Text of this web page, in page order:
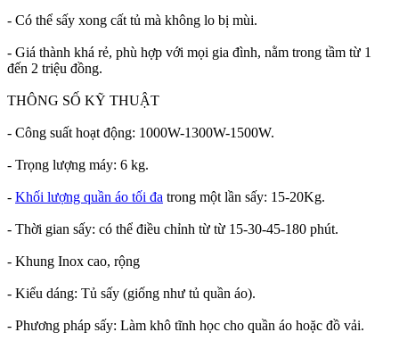
- Có thể sấy xong cất tủ mà không lo bị mùi.
- Giá thành khá rẻ, phù hợp với mọi gia đình, nằm trong tầm từ 1
đến 2 triệu đồng.
THÔNG SỐ KỸ THUẬT
- Công suất hoạt động: 1000W-1300W-1500W.
- Trọng lượng máy: 6 kg.
- Khối lượng quần áo tối đa trong một lần sấy: 15-20Kg.
- Thời gian sấy: có thể điều chỉnh từ từ 15-30-45-180 phút.
- Khung Inox cao, rộng
- Kiểu dáng: Tủ sấy (giống như tủ quần áo).
- Phương pháp sấy: Làm khô tĩnh học cho quần áo hoặc đồ vải.